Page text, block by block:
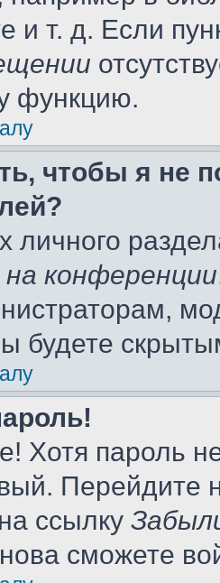
и т. д. Если
функцию.
чтобы я не
личного
конференции
будете
Хотя пароль
Перейдите
ссылку
сможете